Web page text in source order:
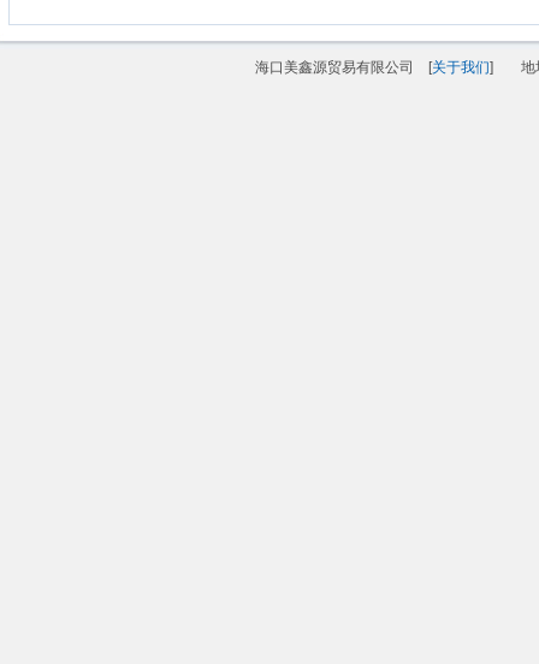
海口美鑫源贸易有限公司 [关于我们] 地